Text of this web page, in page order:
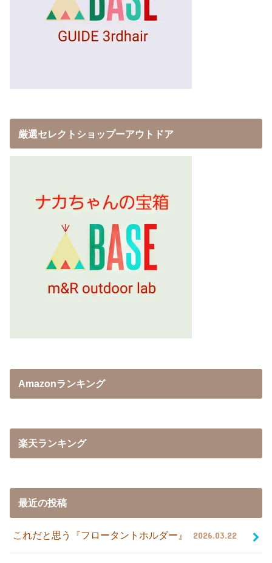
厳選セレクトショップーアウトドア
Amazonランキング
楽天ランキング
最近の投稿
これだと思う『フロータントホルダー』 2026.03.22